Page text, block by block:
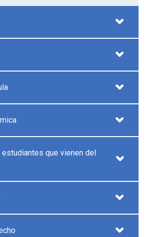
que vienen del